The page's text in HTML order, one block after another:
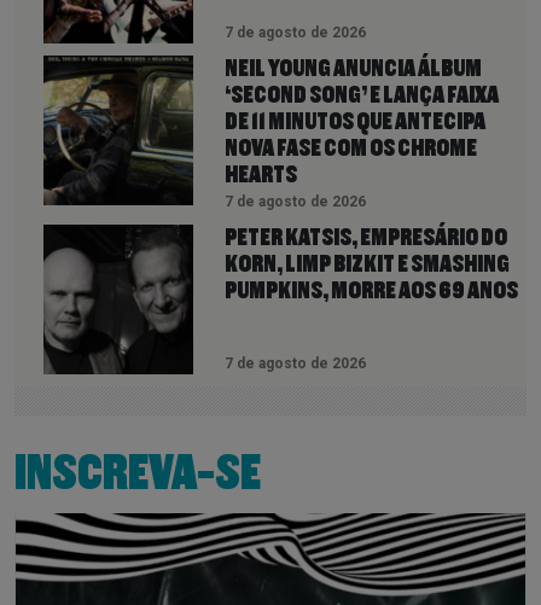
7 de agosto de 2026
NEIL YOUNG ANUNCIA ÁLBUM
‘SECOND SONG’ E LANÇA FAIXA
DE 11 MINUTOS QUE ANTECIPA
NOVA FASE COM OS CHROME
HEARTS
7 de agosto de 2026
PETER KATSIS, EMPRESÁRIO DO
KORN, LIMP BIZKIT E SMASHING
PUMPKINS, MORRE AOS 69 ANOS
7 de agosto de 2026
INSCREVA-SE